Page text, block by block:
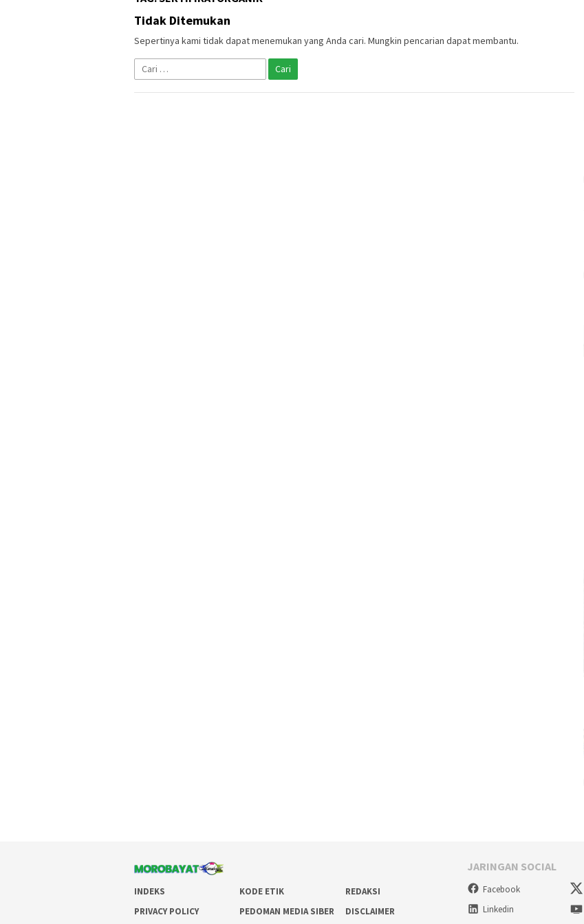
Tidak Ditemukan
Sepertinya kami tidak dapat menemukan yang Anda cari. Mungkin pencarian dapat membantu.
Cari
untuk:
INDEKS KODE ETIK
REDAKSI
PRIVACY POLICY
PEDOMAN MEDIA SIBER DISCLAIMER
JARINGAN SOCIAL
Facebook
Linkedin